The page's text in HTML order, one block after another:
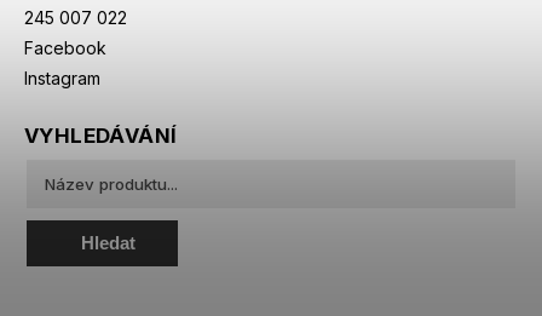
245 007 022
Facebook
Instagram
VYHLEDÁVÁNÍ
Hledat